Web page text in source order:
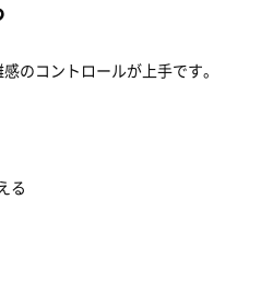
のコントロールが上手です。
る